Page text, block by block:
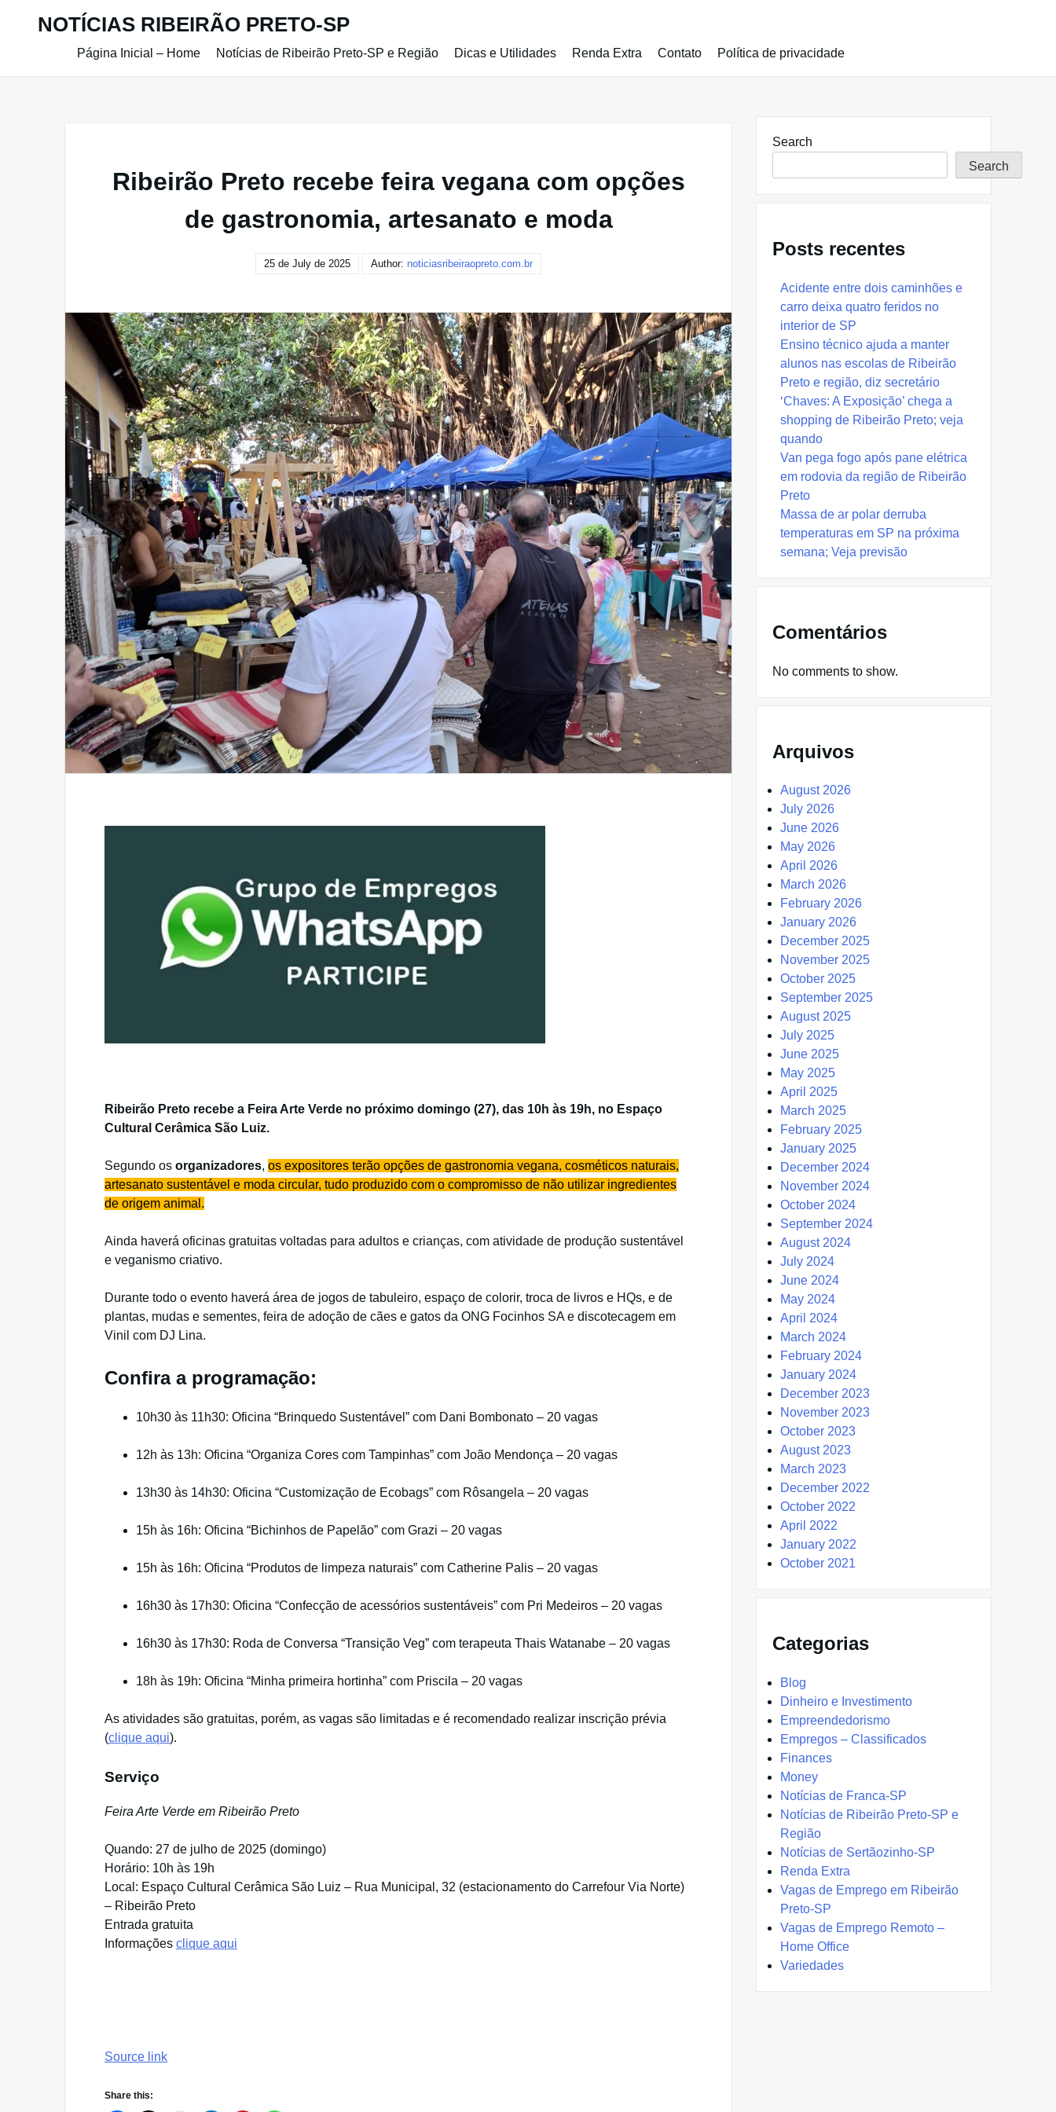
NOTÍCIAS RIBEIRÃO PRETO-SP
Página Inicial – Home Notícias de Ribeirão Preto-SP e Região Dicas e Utilidades Renda Extra Contato Política de privacidade
Ribeirão Preto recebe feira vegana com opções
de gastronomia, artesanato e moda
25 de July de 2025 Author: noticiasribeiraopreto.com.br
Ribeirão Preto recebe a Feira Arte Verde no próximo domingo (27), das 10h às 19h, no Espaço
Cultural Cerâmica São Luiz.
Segundo os organizadores, os expositores terão opções de gastronomia vegana, cosméticos naturais,
artesanato sustentável e moda circular, tudo produzido com o compromisso de não utilizar ingredientes
de origem animal.
Ainda haverá oficinas gratuitas voltadas para adultos e crianças, com atividade de produção sustentável
e veganismo criativo.
Durante todo o evento haverá área de jogos de tabuleiro, espaço de colorir, troca de livros e HQs, e de
plantas, mudas e sementes, feira de adoção de cães e gatos da ONG Focinhos SA e discotecagem em
Vinil com DJ Lina.
Confira a programação:
10h30 às 11h30: Oficina “Brinquedo Sustentável” com Dani Bombonato – 20 vagas
12h às 13h: Oficina “Organiza Cores com Tampinhas” com João Mendonça – 20 vagas
13h30 às 14h30: Oficina “Customização de Ecobags” com Rôsangela – 20 vagas
15h às 16h: Oficina “Bichinhos de Papelão” com Grazi – 20 vagas
15h às 16h: Oficina “Produtos de limpeza naturais” com Catherine Palis – 20 vagas
16h30 às 17h30: Oficina “Confecção de acessórios sustentáveis” com Pri Medeiros – 20 vagas
16h30 às 17h30: Roda de Conversa “Transição Veg” com terapeuta Thais Watanabe – 20 vagas
18h às 19h: Oficina “Minha primeira hortinha” com Priscila – 20 vagas
As atividades são gratuitas, porém, as vagas são limitadas e é recomendado realizar inscrição prévia
(clique aqui).
Serviço
Feira Arte Verde em Ribeirão Preto
Quando: 27 de julho de 2025 (domingo)
Horário: 10h às 19h
Local: Espaço Cultural Cerâmica São Luiz – Rua Municipal, 32 (estacionamento do Carrefour Via Norte)
– Ribeirão Preto
Entrada gratuita
Informações clique aqui
Source link
Share this:
Search
Search
Posts recentes
Acidente entre dois caminhões e
carro deixa quatro feridos no
interior de SP
Ensino técnico ajuda a manter
alunos nas escolas de Ribeirão
Preto e região, diz secretário
‘Chaves: A Exposição’ chega a
shopping de Ribeirão Preto; veja
quando
Van pega fogo após pane elétrica
em rodovia da região de Ribeirão
Preto
Massa de ar polar derruba
temperaturas em SP na próxima
semana; Veja previsão
Comentários
No comments to show.
Arquivos
August 2026
July 2026
June 2026
May 2026
April 2026
March 2026
February 2026
January 2026
December 2025
November 2025
October 2025
September 2025
August 2025
July 2025
June 2025
May 2025
April 2025
March 2025
February 2025
January 2025
December 2024
November 2024
October 2024
September 2024
August 2024
July 2024
June 2024
May 2024
April 2024
March 2024
February 2024
January 2024
December 2023
November 2023
October 2023
August 2023
March 2023
December 2022
October 2022
April 2022
January 2022
October 2021
Categorias
Blog
Dinheiro e Investimento
Empreendedorismo
Empregos – Classificados
Finances
Money
Notícias de Franca-SP
Notícias de Ribeirão Preto-SP e
Região
Notícias de Sertãozinho-SP
Renda Extra
Vagas de Emprego em Ribeirão
Preto-SP
Vagas de Emprego Remoto –
Home Office
Variedades